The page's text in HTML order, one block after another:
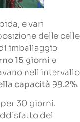
e vari
delle celle
imballaggio
15 giorni e
nell'intervallo
capacità 99.2%.
30 giorni.
del